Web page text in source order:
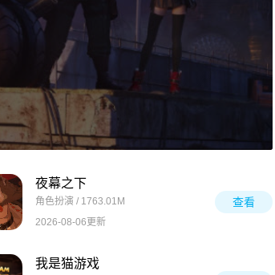
夜幕之下
角色扮演 / 1763.01M
2026-08-06更新
查看
我是猫游戏